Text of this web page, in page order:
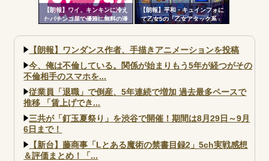
【朗報】ワイ、キンキンに冷え
たパチンコ屋で優雅に無料の漫
【朗報】平和・キュインフォに
て乙女5の「乙女アタック系」
度が公開される！みんなの体感
と比べてどうよ？
【朗報】ワンダンス作者、手描きアニメーションを投稿
今、俺は不倫している。関係が始まりもう5年が経つがその
不倫相手のスマホを...
従業員「退職」で倒産、5年連続で増加 過去最多ペースで
推移 「賃上げでき...
三共が「釘玉夏祭り」を渋谷で開催！期間は8月29日～9月
6日まで！
【新台】藤商事「Lとある魔術の禁書目録2」5ch実戦感想
＆評価まとめ！「...